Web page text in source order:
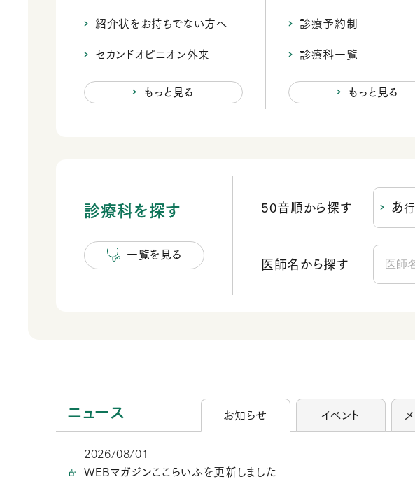
紹介状をお持ちでない方へ
セカンドオピニオン外来
もっと見る
診療予約制
診療科一覧
もっと見る
診療科を探す
一覧を見る
50音順から探す あ行
医師名から探す
ニュース お知らせ イベント
2026/08/01
WEBマガジンここらいふを更新しました